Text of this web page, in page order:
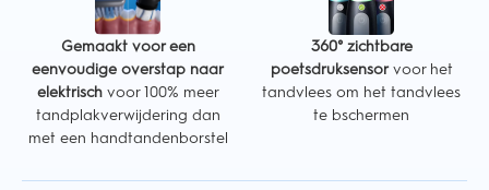
Gemaakt voor een
eenvoudige overstap naar
elektrischvoor 100% meer
tandplakverwijdering dan
met een handtandenborstel
360° zichtbare
poetsdruksensorvoor het
tandvlees om het tandvlees
te bschermen